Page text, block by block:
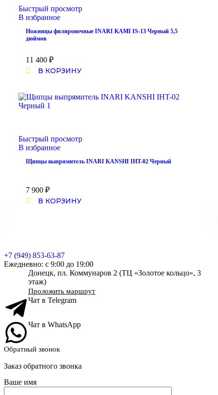
Быстрый просмотр
В избранное
Ножницы филировочные INARI KAMI IS-13 Черный 5,5
дюймов
11 400 ₽
В КОРЗИНУ
Быстрый просмотр
В избранное
Щипцы выпрямитель INARI KANSHI IHT-02 Черный
7 900 ₽
В КОРЗИНУ
+7 (949) 853-63-87
Ежедневно: с 9:00 до 19:00
Донецк, пл. Коммунаров 2 (ТЦ «Золотое кольцо», 3
этаж)
Проложить маршрут
Чат в Telegram
Чат в WhatsApp
Обратный звонок
Заказ обратного звонка
Ваше имя